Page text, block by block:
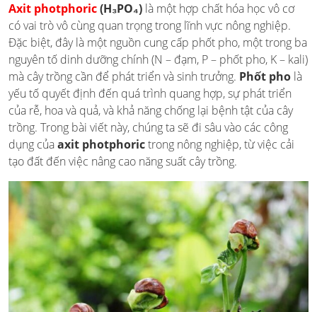
Axit photphoric(H₃PO₄) là một hợp chất hóa học vô cơ
có vai trò vô cùng quan trọng trong lĩnh vực nông nghiệp.
Đặc biệt, đây là một nguồn cung cấp phốt pho, một trong ba
nguyên tố dinh dưỡng chính (N – đạm, P – phốt pho, K – kali)
mà cây trồng cần để phát triển và sinh trưởng. Phốt pho là
yếu tố quyết định đến quá trình quang hợp, sự phát triển
của rễ, hoa và quả, và khả năng chống lại bệnh tật của cây
trồng. Trong bài viết này, chúng ta sẽ đi sâu vào các công
dụng củaaxit photphorictrong nông nghiệp, từ việc cải
tạo đất đến việc nâng cao năng suất cây trồng.